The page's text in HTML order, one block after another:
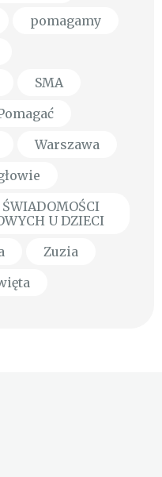
pomagamy
SMA
Warszawa
U DZIECI
Zuzia